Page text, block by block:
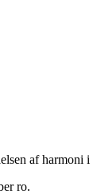
af harmoni
ro.